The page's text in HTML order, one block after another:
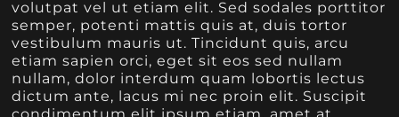
volutpat vel ut etiam elit. Sed sodales porttitor
semper, potenti mattis quis at, duis tortor
vestibulum mauris ut. Tincidunt quis, arcu
etiam sapien orci, eget sit eos sed nullam
nullam, dolor interdum quam lobortis lectus
dictum ante, lacus mi nec proin elit. Suscipit